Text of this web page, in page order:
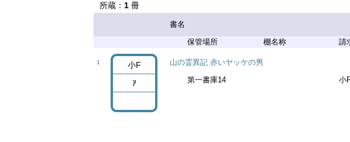
所蔵 1 冊
書名
棚名称
請
1
小F
ｱ
山の霊異記 赤いヤッケの男
第一書庫14
小